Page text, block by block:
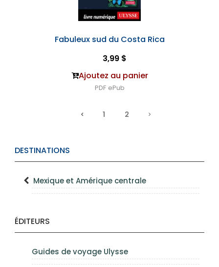
DESTINATIONS
Mexique et Amérique centrale
ÉDITEURS
Guides de voyage Ulysse
Fabuleux sud du Costa Rica
3,99 $
Ajoutez au panier
PDF ePub
1 2